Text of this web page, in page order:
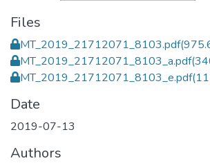
Files
MT_2019_21712071_8103.pdf
MT_2019_21712071_8103_a.pdf
MT_2019_21712071_8103_e.pdf
Date
2019-07-13
Authors